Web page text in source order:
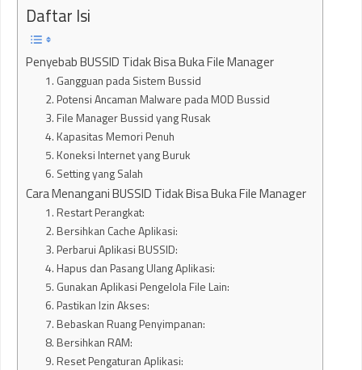
Daftar Isi
Penyebab BUSSID Tidak Bisa Buka File Manager
1. Gangguan pada Sistem Bussid
2. Potensi Ancaman Malware pada MOD Bussid
3. File Manager Bussid yang Rusak
4. Kapasitas Memori Penuh
5. Koneksi Internet yang Buruk
6. Setting yang Salah
Cara Menangani BUSSID Tidak Bisa Buka File Manager
1. Restart Perangkat:
2. Bersihkan Cache Aplikasi:
3. Perbarui Aplikasi BUSSID:
4. Hapus dan Pasang Ulang Aplikasi:
5. Gunakan Aplikasi Pengelola File Lain:
6. Pastikan Izin Akses:
7. Bebaskan Ruang Penyimpanan:
8. Bersihkan RAM:
9. Reset Pengaturan Aplikasi: